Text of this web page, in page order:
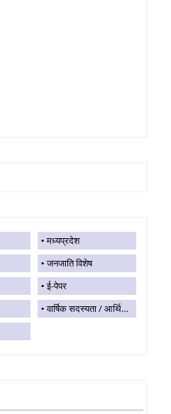
मध्यप्रदेश
जनजाति विशेष
ई-पेपर
वार्षिक सदस्यता / आर्थिक सहयोग